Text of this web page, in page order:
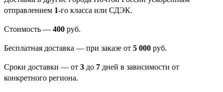
отправлением 1-го класса или СДЭК.
Стоимость — 400 руб.
Бесплатная доставка — при заказе от 5 000 руб.
Сроки доставки — от 3 до 7 дней в зависимости от
конкретного региона.